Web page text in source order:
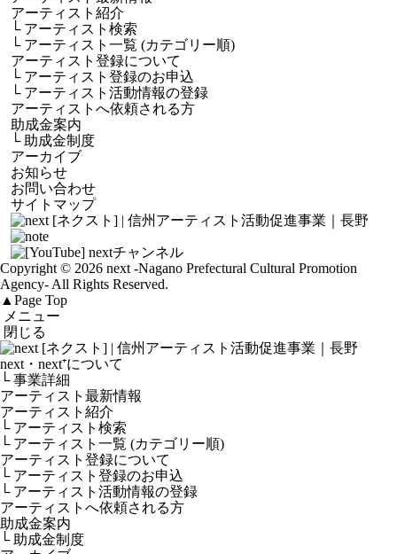
アーティスト紹介
└ アーティスト検索
└ アーティスト一覧 (カテゴリー順)
アーティスト登録について
└ アーティスト登録のお申込
└ アーティスト活動情報の登録
アーティストへ依頼される方
助成金案内
└ 助成金制度
アーカイブ
お知らせ
お問い合わせ
サイトマップ
Copyright © 2026 next -Nagano Prefectural Cultural Promotion
Agency- All Rights Reserved.
▲ Page Top
メニュー
閉じる
next・next⁺について
└ 事業詳細
アーティスト最新情報
アーティスト紹介
└ アーティスト検索
└ アーティスト一覧 (カテゴリー順)
アーティスト登録について
└ アーティスト登録のお申込
└ アーティスト活動情報の登録
アーティストへ依頼される方
助成金案内
└ 助成金制度